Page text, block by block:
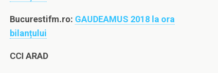
Bucurestifm.ro: GAUDEAMUS 2018 la ora
bilanțului
CCI ARAD